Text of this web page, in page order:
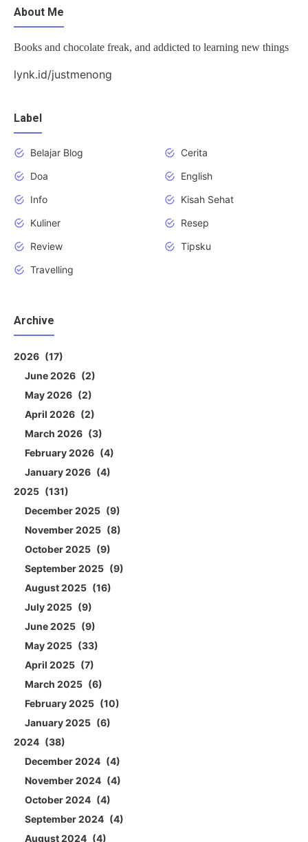
About Me
Books and chocolate freak, and addicted to learning new things
lynk.id/justmenong
Label
Belajar Blog
Cerita
Doa
English
Info
Kisah Sehat
Kuliner
Resep
Review
Tipsku
Travelling
Archive
2026
17
June 2026
2
May 2026
2
April 2026
2
March 2026
3
February 2026
4
January 2026
4
2025
131
December 2025
9
November 2025
8
October 2025
9
September 2025
9
August 2025
16
July 2025
9
June 2025
9
May 2025
33
April 2025
7
March 2025
6
February 2025
10
January 2025
6
2024
38
December 2024
4
November 2024
4
October 2024
4
September 2024
4
August 2024
4